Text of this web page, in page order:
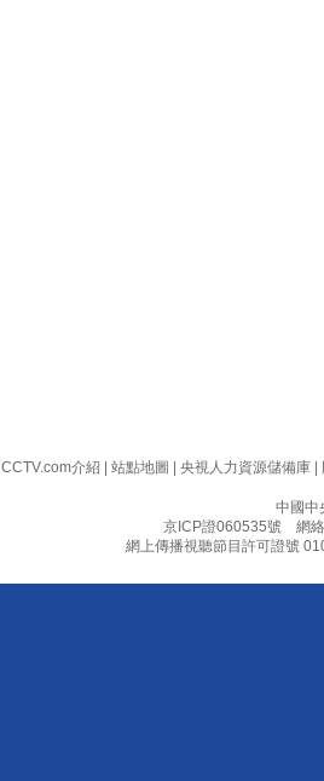
CCTV.com介紹 站點地圖 央視人力資源儲備庫|
中國中
京ICP證060535號網絡
網上傳播視聽節目許可證號